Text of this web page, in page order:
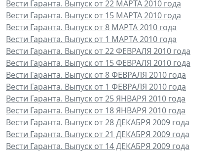
Вести Гаранта. Выпуск от 22 МАРТА 2010 года
Вести Гаранта. Выпуск от 15 МАРТА 2010 года
Вести Гаранта. Выпуск от 8 МАРТА 2010 года
Вести Гаранта. Выпуск от 1 МАРТА 2010 года
Вести Гаранта. Выпуск от 22 ФЕВРАЛЯ 2010 года
Вести Гаранта. Выпуск от 15 ФЕВРАЛЯ 2010 года
Вести Гаранта. Выпуск от 8 ФЕВРАЛЯ 2010 года
Вести Гаранта. Выпуск от 1 ФЕВРАЛЯ 2010 года
Вести Гаранта. Выпуск от 25 ЯНВАРЯ 2010 года
Вести Гаранта. Выпуск от 18 ЯНВАРЯ 2010 года
Вести Гаранта. Выпуск от 28 ДЕКАБРЯ 2009 года
Вести Гаранта. Выпуск от 21 ДЕКАБРЯ 2009 года
Вести Гаранта. Выпуск от 14 ДЕКАБРЯ 2009 года